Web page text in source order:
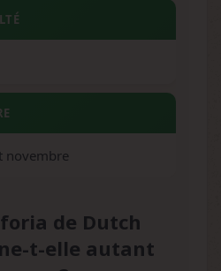
novembre
de Dutch
t-elle autant